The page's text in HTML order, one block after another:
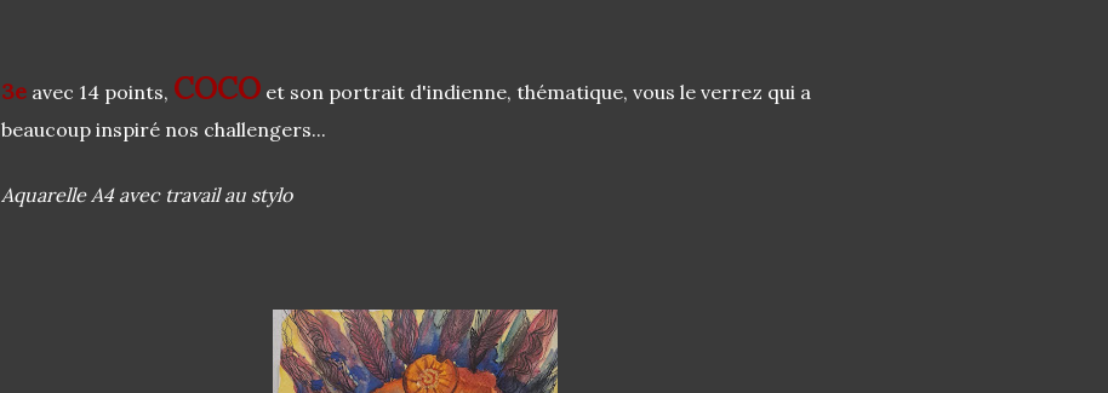
3e avec 14 points, COCO et son portrait d'indienne, thématique, vous le verrez qui a
beaucoup inspiré nos challengers...
Aquarelle A4 avec travail au stylo